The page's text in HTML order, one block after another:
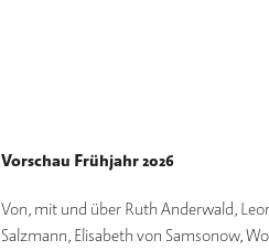
Vorschau Frühjahr 2026
Von, mit und über Ruth Anderwald,
Salzmann, Elisabeth von Samsonow,